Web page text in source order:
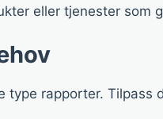
eller tjenester som
type rapporter. Tilpass